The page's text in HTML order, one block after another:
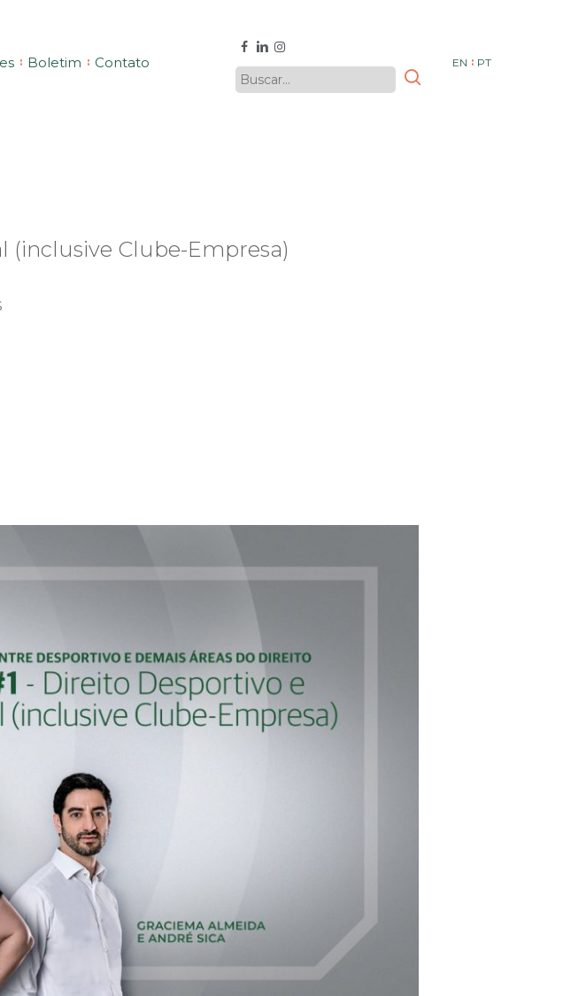
Boletim Contato
facebook
linkedin
instagram
EN PT
(inclusive Clube-Empresa)